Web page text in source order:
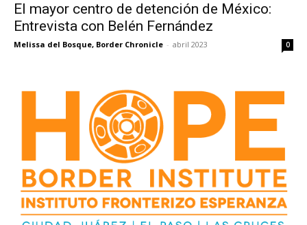
El mayor centro de detención de México:
Entrevista con Belén Fernández
Melissa del Bosque, Border Chronicle - abril 2023 0